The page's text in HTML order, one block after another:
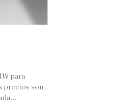
para
precios son